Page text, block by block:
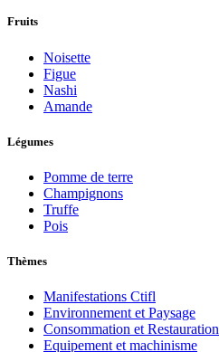
Fruits
Noisette
Figue
Nashi
Amande
Légumes
Pomme de terre
Champignons
Truffe
Pois
Thèmes
Manifestations Ctifl
Environnement et Paysage
Consommation et Restauration
Equipement et machinisme